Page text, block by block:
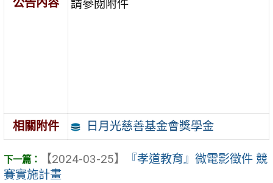
請參閱附件
相關附件 日月光慈善基金會獎學金
【2024-03-25】
『孝道教育』微電影徵件 競
賽實施計畫